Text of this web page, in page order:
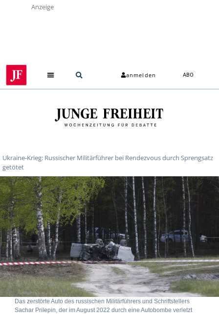
Anzeige
anmelden ABO
Ukraine-Krieg: Russischer Militärführer bei Rendezvous durch Sprengsatz
getötet
Das zerstörte Auto des russischen Militärführers und Schriftstellers
Sachar Prilepin, der im August 2022 durch eine Autobombe verletzt